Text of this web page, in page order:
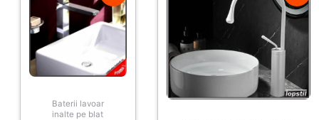
Baterii lavoar
inalte pe blat